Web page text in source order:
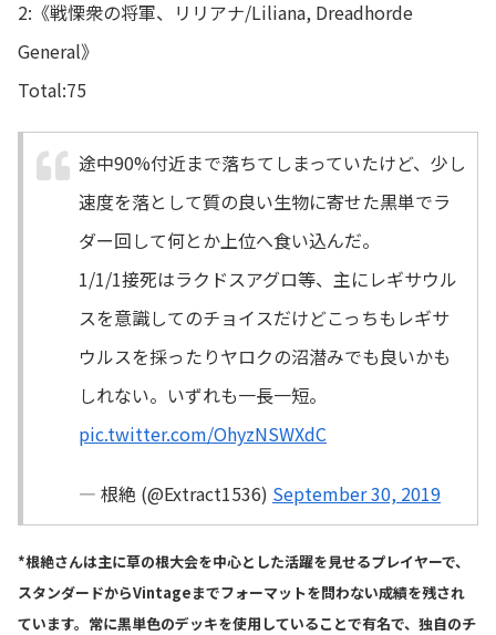
2:《戦慄衆の将軍、リリアナ/Liliana, Dreadhorde
General》
Total:75
途中90%付近まで落ちてしまっていたけど、少し
速度を落として質の良い生物に寄せた黒単でラ
ダー回して何とか上位へ食い込んだ。
1/1/1接死はラクドスアグロ等、主にレギサウル
スを意識してのチョイスだけどこっちもレギサ
ウルスを採ったりヤロクの沼潜みでも良いかも
しれない。いずれも一長一短。
pic.twitter.com/OhyzNSWXdC
— 根絶 (@Extract1536) September 30, 2019
*根絶さんは主に草の根大会を中心とした活躍を見せるプレイヤーで、
スタンダードからVintageまでフォーマットを問わない成績を残され
ています。常に黒単色のデッキを使用していることで有名で、独自のチ